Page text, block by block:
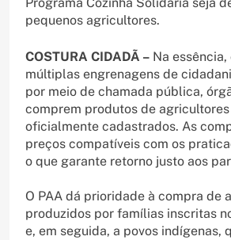
Programa Cozinha Solidária seja
pequenos agricultores.
COSTURA CIDADÃ – Na essência,
múltiplas engrenagens de
por meio de chamada pública,
comprem produtos de
oficialmente cadastrados. As
preços compatíveis com os
o que garante retorno justo aos
O PAA dá prioridade à compra de
produzidos por famílias inscritas
e, em seguida, a povos indígenas,